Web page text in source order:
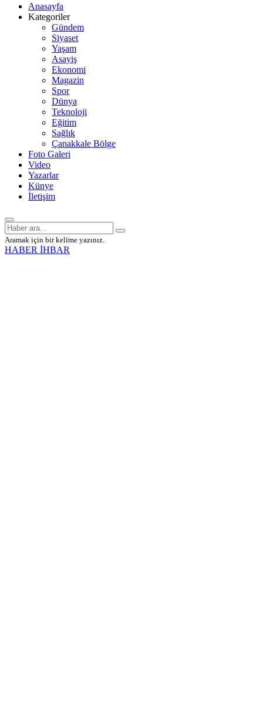
Anasayfa
Kategoriler
Gündem
Siyaset
Yaşam
Asayiş
Ekonomi
Magazin
Spor
Dünya
Teknoloji
Eğitim
Sağlık
Çanakkale Bölge
Foto Galeri
Video
Yazarlar
Künye
İletişim
Aramak için bir kelime yazınız.
HABER İHBAR